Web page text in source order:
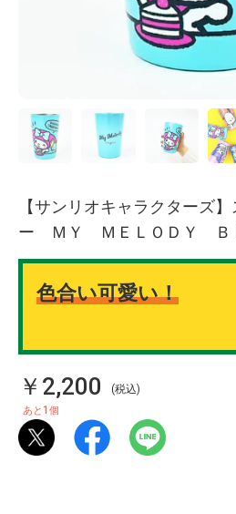
【サンリオキャラクターズ
ー ＭＹ ＭＥＬＯＤＹ Ｂ
色合い可愛い！
￥2,200 (税込)
あと 1 個